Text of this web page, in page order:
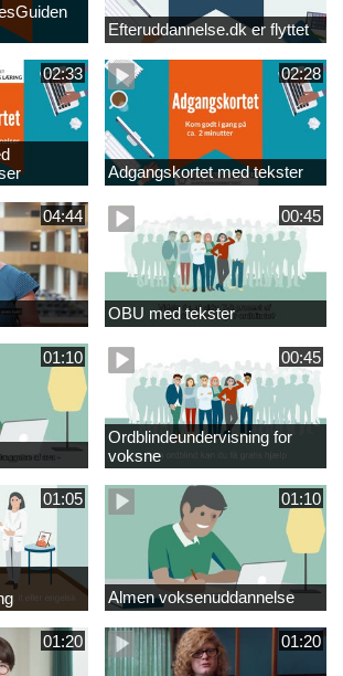
Efteruddannelse.dk er flyttet
02:33 02:28
Adgangskortet med tekster
04:44 00:45
OBU med tekster
01:10 00:45
Ordblindeundervisning for
voksne
01:05 01:10
Almen voksenuddannelse
01:20 01:20